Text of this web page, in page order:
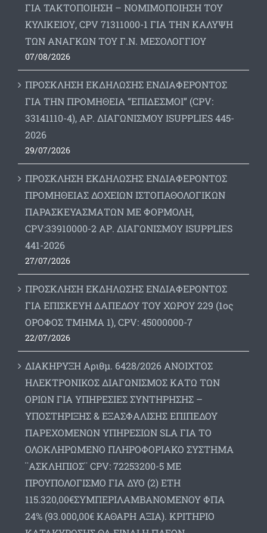
ΓΙΑ ΤΑΚΤΟΠΟΙΗΣΗ – ΝΟΜΙΜΟΠΟΙΗΣΗ ΤΟΥ
ΚΥΛΙΚΕΙΟΥ, CPV 71311000-1 ΓΙΑ ΤΗΝ ΚΑΛΥΨΗ
ΤΩΝ ΑΝΑΓΚΩΝ ΤΟΥ Γ.Ν. ΜΕΣΟΛΟΓΓΙΟΥ
07/08/2026
ΠΡΟΣΚΛΗΣΗ ΕΚΔΗΛΩΣΗΣ ΕΝΔΙΑΦΕΡΟΝΤΟΣ
ΓΙΑ ΤΗΝ ΠΡΟΜΗΘΕΙΑ “ΕΠΙΔΕΣΜΟΙ” (CPV:
33141110-4), ΑΡ. ΔΙΑΓΩΝΙΣΜΟΥ ISUPPLIES 445-
2026
29/07/2026
ΠΡΟΣΚΛΗΣΗ ΕΚΔΗΛΩΣΗΣ ΕΝΔΙΑΦΕΡΟΝΤΟΣ
ΠΡΟΜΗΘΕΙΑΣ ΔΟΧΕΙΩΝ ΙΣΤΟΠΑΘΟΛΟΓΙΚΩΝ
ΠΑΡΑΣΚΕΥΑΣΜΑΤΩΝ ΜΕ ΦΟΡΜΟΛΗ,
CPV:33910000-2 ΑΡ. ΔΙΑΓΩΝΙΣΜΟΥ ΙSUPPLIES
441-2026
27/07/2026
ΠΡΟΣΚΛΗΣΗ ΕΚΔΗΛΩΣΗΣ ΕΝΔΙΑΦΕΡΟΝΤΟΣ
ΓΙΑ ΕΠΙΣΚΕΥΗ ΔΑΠΕΔΟΥ ΤΟΥ ΧΩΡΟΥ 229 (1ος
ΟΡΟΦΟΣ ΤΜΗΜΑ 1), CPV: 45000000-7
22/07/2026
ΔΙΑΚΗΡΥΞΗ Αριθμ. 6428/2026 ΑΝΟΙΧΤΟΣ
ΗΛΕΚΤΡΟΝΙΚΟΣ ΔΙΑΓΩΝΙΣΜΟΣ ΚΑΤΩ ΤΩΝ
ΟΡΙΩΝ ΓΙΑ ΥΠΗΡΕΣΙΕΣ ΣΥΝΤΗΡΗΣΗΣ –
ΥΠΟΣΤΗΡΙΞΗΣ & ΕΞΑΣΦΑΛΙΣΗΣ ΕΠΙΠΕΔΟΥ
ΠΑΡΕΧΟΜΕΝΩΝ ΥΠΗΡΕΣΙΩΝ SLA ΓΙΑ ΤΟ
ΟΛΟΚΛΗΡΩΜΕΝΟ ΠΛΗΡΟΦΟΡΙΑΚΟ ΣΥΣΤΗΜΑ
¨ΑΣΚΛΗΠΙΟΣ¨ CPV: 72253200-5 ΜΕ
ΠΡΟΥΠΟΛΟΓΙΣΜΟ ΓΙΑ ΔΥΟ (2) ΕΤΗ
115.320,00€ΣΥΜΠΕΡΙΛΑΜΒΑΝΟΜΕΝΟΥ ΦΠΑ
24% (93.000,00€ ΚΑΘΑΡΗ ΑΞΙΑ). ΚΡΙΤΗΡΙΟ